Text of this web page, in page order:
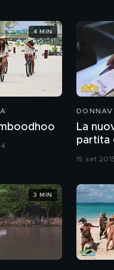
4 MIN
La
partita
15 set
3 MIN